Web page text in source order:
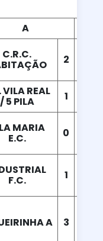
A
C.R.C. 2
VILA REAL
/ 5 PILA 1
MARIA
E.C. 0
F.C. 1
A 3